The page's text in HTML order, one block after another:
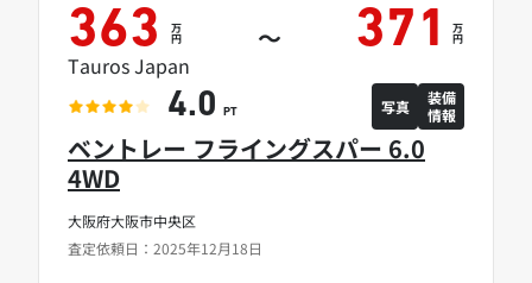
大阪府大阪市中央区
査定依頼日：2025年12月18日
ベントレー フライングスパー 6.0
4WD
363 万
円 ～ 371 万
円
Tauros Japan
4.0 PT 写真
装備
情報